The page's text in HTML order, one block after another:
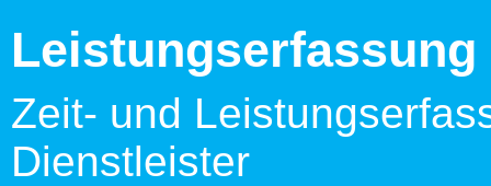
Leistungserfassung
Zeit- und
Dienstleister